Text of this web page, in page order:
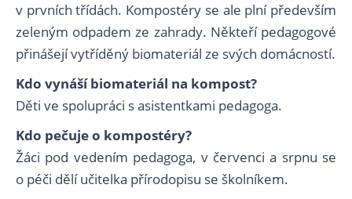
v prvních třídách. Kompostéry se ale plní především
zeleným odpadem ze zahrady. Někteří pedagogové
přinášejí vytříděný biomateriál ze svých domácností.
Kdo vynáší biomateriál na kompost?
Děti ve spolupráci s asistentkami pedagoga.
Kdo pečuje o kompostéry?
Žáci pod vedením pedagoga, v červenci a srpnu se
o péči dělí učitelka přírodopisu se školníkem.